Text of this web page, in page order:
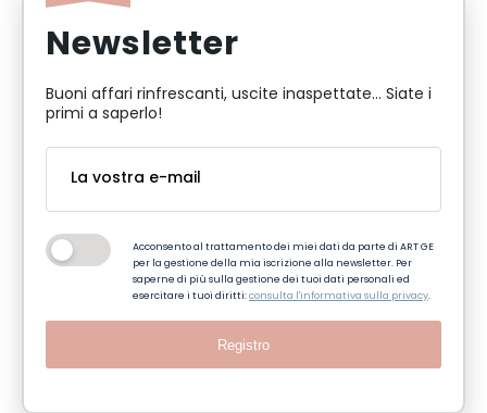
Newsletter
Buoni affari rinfrescanti, uscite inaspettate... Siate i
primi a saperlo!
Acconsento al trattamento dei miei dati da parte di ART GE
per la gestione della mia iscrizione alla newsletter. Per
saperne di più sulla gestione dei tuoi dati personali ed
esercitare i tuoi diritti:consulta l'informativa sulla privacy.
Registro